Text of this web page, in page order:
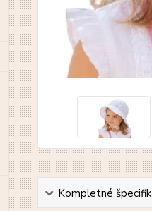
Kompletné